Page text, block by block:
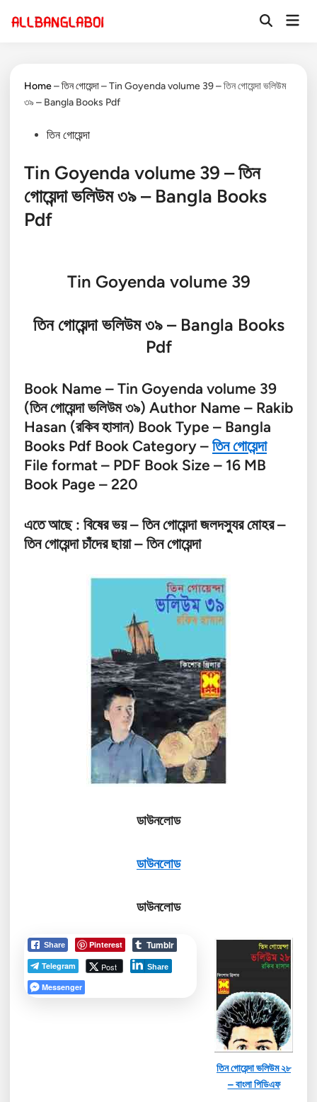
OpenMain
Home–তিন গোয়েন্দা–Tin Goyenda volume 39 – তিন গোয়েন্দা ভলিউম
৩৯ – Bangla Books Pdf
Postedতিন গোয়েন্দা
Tin Goyenda volume 39 – তিন
গোয়েন্দা ভলিউম ৩৯ – Bangla Books
Pdf
Tin Goyenda volume 39
তিন গোয়েন্দা ভলিউম ৩৯ – Bangla Books
Pdf
Book Name – Tin Goyenda volume 39
(তিন গোয়েন্দা ভলিউম ৩৯) Author Name – Rakib
Hasan (রকিব হাসান) Book Type – Bangla
Books Pdf Book Category – তিন গোয়েন্দা
File format – PDF Book Size – 16 MB
Book Page – 220
এতে আছে : বিষের ভয় – তিন গোয়েন্দা জলদস্যুর মোহর –
তিন গোয়েন্দা চাঁদের ছায়া – তিন গোয়েন্দা
ডাউনলোড
ডাউনলোড
ডাউনলোড
তিন গোয়েন্দা ভলিউম ২৮
– বাংলা পিডিএফ
Share Pinterest Tumblr
Telegram Post Share
Messenger